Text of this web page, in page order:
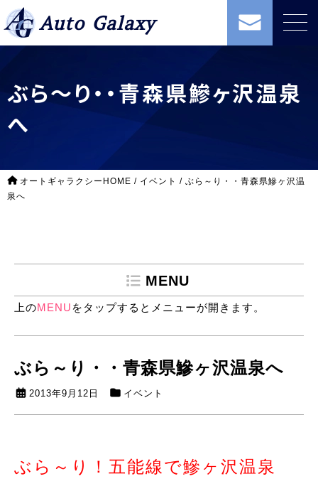
Auto Galaxy
ぶら～り・・青森県鰺ヶ沢温泉
へ
オートギャラクシーHOME / イベント / ぶら～り・・青森県鰺ヶ沢温
泉へ
MENU
上のMENU をタップするとメニューが開きます。
ぶら～り・・青森県鰺ヶ沢温泉へ
2013年9月12日 イベント
ぶら～り！五能線で鰺ヶ沢温泉